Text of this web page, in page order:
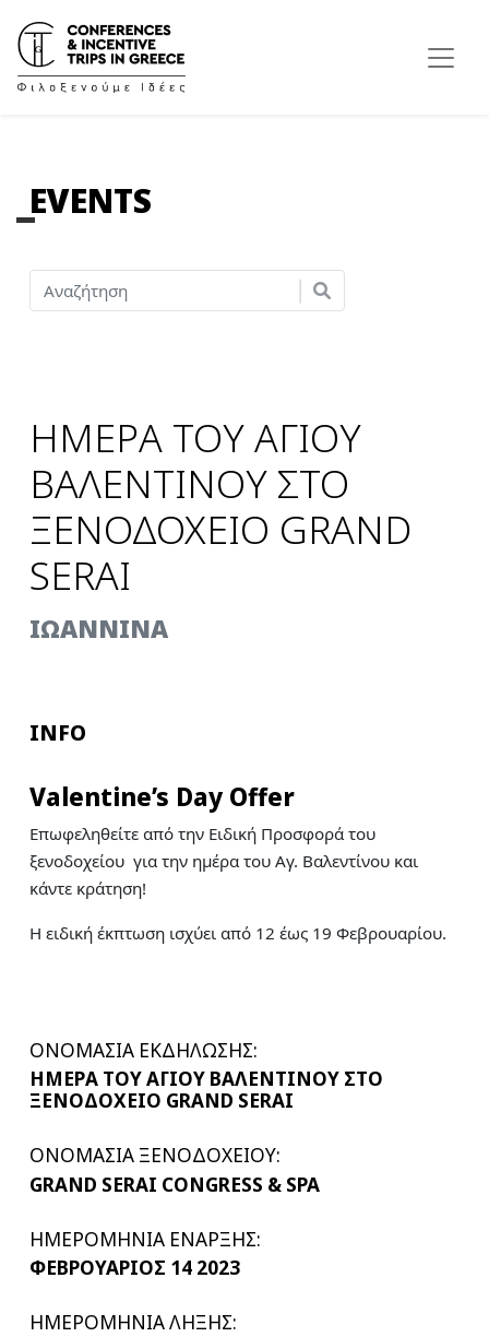
EVENTS
ΗΜΕΡΑ ΤΟΥ ΑΓΙΟΥ
ΒΑΛΕΝΤΙΝΟΥ ΣΤΟ
ΞΕΝΟΔΟΧΕΙΟ GRAND
SERAI
ΙΩΑΝΝΙΝΑ
INFO
Valentine’s Day Offer
Επωφεληθείτε από την Ειδική Προσφορά του
ξενοδοχείου για την ημέρα του Αγ. Βαλεντίνου και
κάντε κράτηση!
Η ειδική έκπτωση ισχύει από 12 έως 19 Φεβρουαρίου.
ΟΝΟΜΑΣΙΑ ΕΚΔΗΛΩΣΗΣ:
ΗΜΕΡΑ ΤΟΥ ΑΓΙΟΥ ΒΑΛΕΝΤΙΝΟΥ ΣΤΟ
ΞΕΝΟΔΟΧΕΙΟ GRAND SERAI
ΟΝΟΜΑΣΙΑ ΞΕΝΟΔΟΧΕΙΟΥ:
GRAND SERAI CONGRESS & SPA
ΗΜΕΡΟΜΗΝΙΑ ΕΝΑΡΞΗΣ:
ΦΕΒΡΟΥΑΡΙΟΣ 14 2023
ΗΜΕΡΟΜΗΝΙΑ ΛΗΞΗΣ: